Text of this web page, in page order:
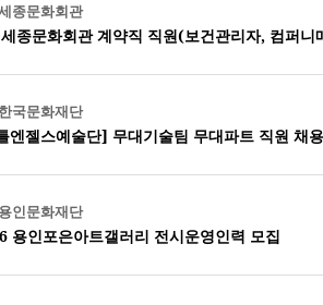
종문화회관
종문화회관 계약직 직원(보건관리자, 컴퍼
국문화재단
엔젤스예술단] 무대기술팀 무대파트 직원 채용
인문화재단
용인포은아트갤러리 전시운영인력 모집